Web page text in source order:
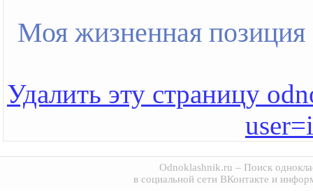
Моя жизненная позиция
Удалить эту страницу
Odnoklashnik.ru – Поиск
в социальной сети ВКонтакте и